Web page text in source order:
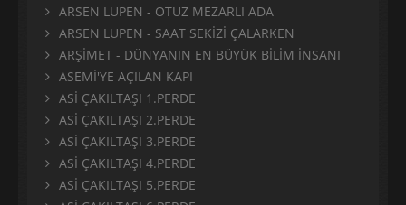
ARSEN LUPEN - OTUZ MEZARLI ADA
ARSEN LUPEN - SAAT SEKİZİ ÇALARKEN
ARŞİMET - DÜNYANIN EN BÜYÜK BİLİM İNSANI
ASEMİ'YE AÇILAN KAPI
ASİ ÇAKILTAŞI 1.PERDE
ASİ ÇAKILTAŞI 2.PERDE
ASİ ÇAKILTAŞI 3.PERDE
ASİ ÇAKILTAŞI 4.PERDE
ASİ ÇAKILTAŞI 5.PERDE